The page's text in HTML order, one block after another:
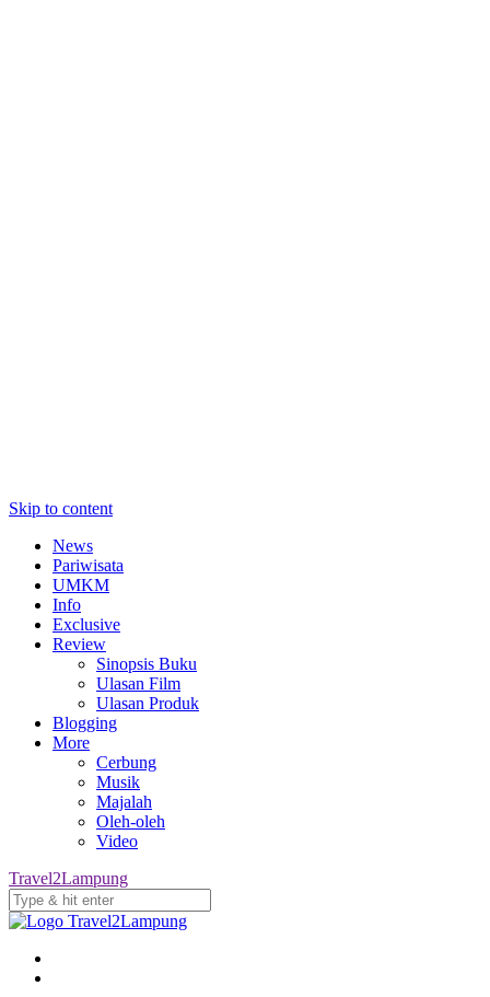
Skip to content
News
Pariwisata
UMKM
Info
Exclusive
Review
Sinopsis Buku
Ulasan Film
Ulasan Produk
Blogging
More
Cerbung
Musik
Majalah
Oleh-oleh
Video
Travel2Lampung